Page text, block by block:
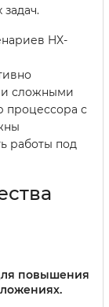
HX-
и сложными
процессора с
работы под
повышения